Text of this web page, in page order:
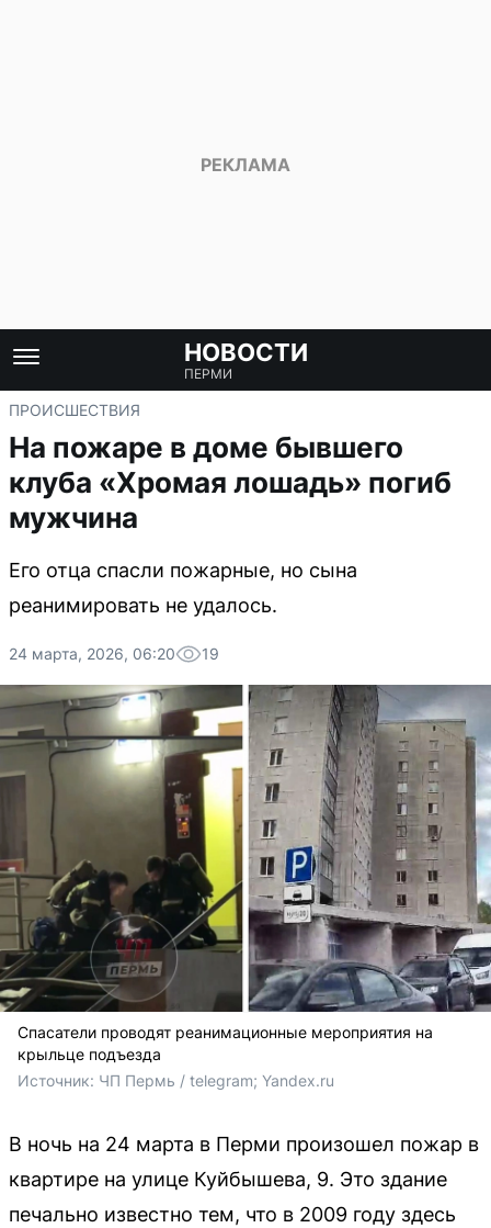
НОВОСТИ
ПЕРМИ
ПРОИСШЕСТВИЯ
На пожаре в доме бывшего
клуба «Хромая лошадь» погиб
мужчина
Его отца спасли пожарные, но сына
реанимировать не удалось.
24 марта, 2026, 06:20 19
Спасатели проводят реанимационные мероприятия на
крыльце подъезда
Источник: ЧП Пермь / telegram; Yandex.ru
В ночь на 24 марта в Перми произошел пожар в
квартире на улице Куйбышева, 9. Это здание
печально известно тем, что в 2009 году здесь